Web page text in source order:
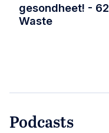
gesondheet! -
Waste
Podcasts